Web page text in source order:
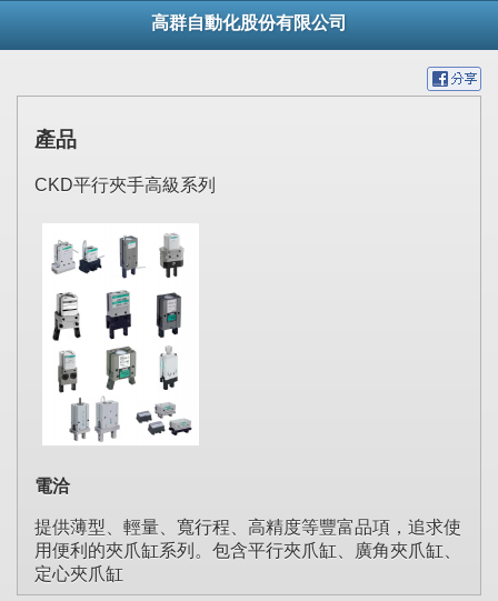
高群自動化股份有限公司
產品
CKD平行夾手高級系列
電洽
提供薄型、輕量、寬行程、高精度等豐富品項，追求使
用便利的夾爪缸系列。包含平行夾爪缸、廣角夾爪缸、
定心夾爪缸